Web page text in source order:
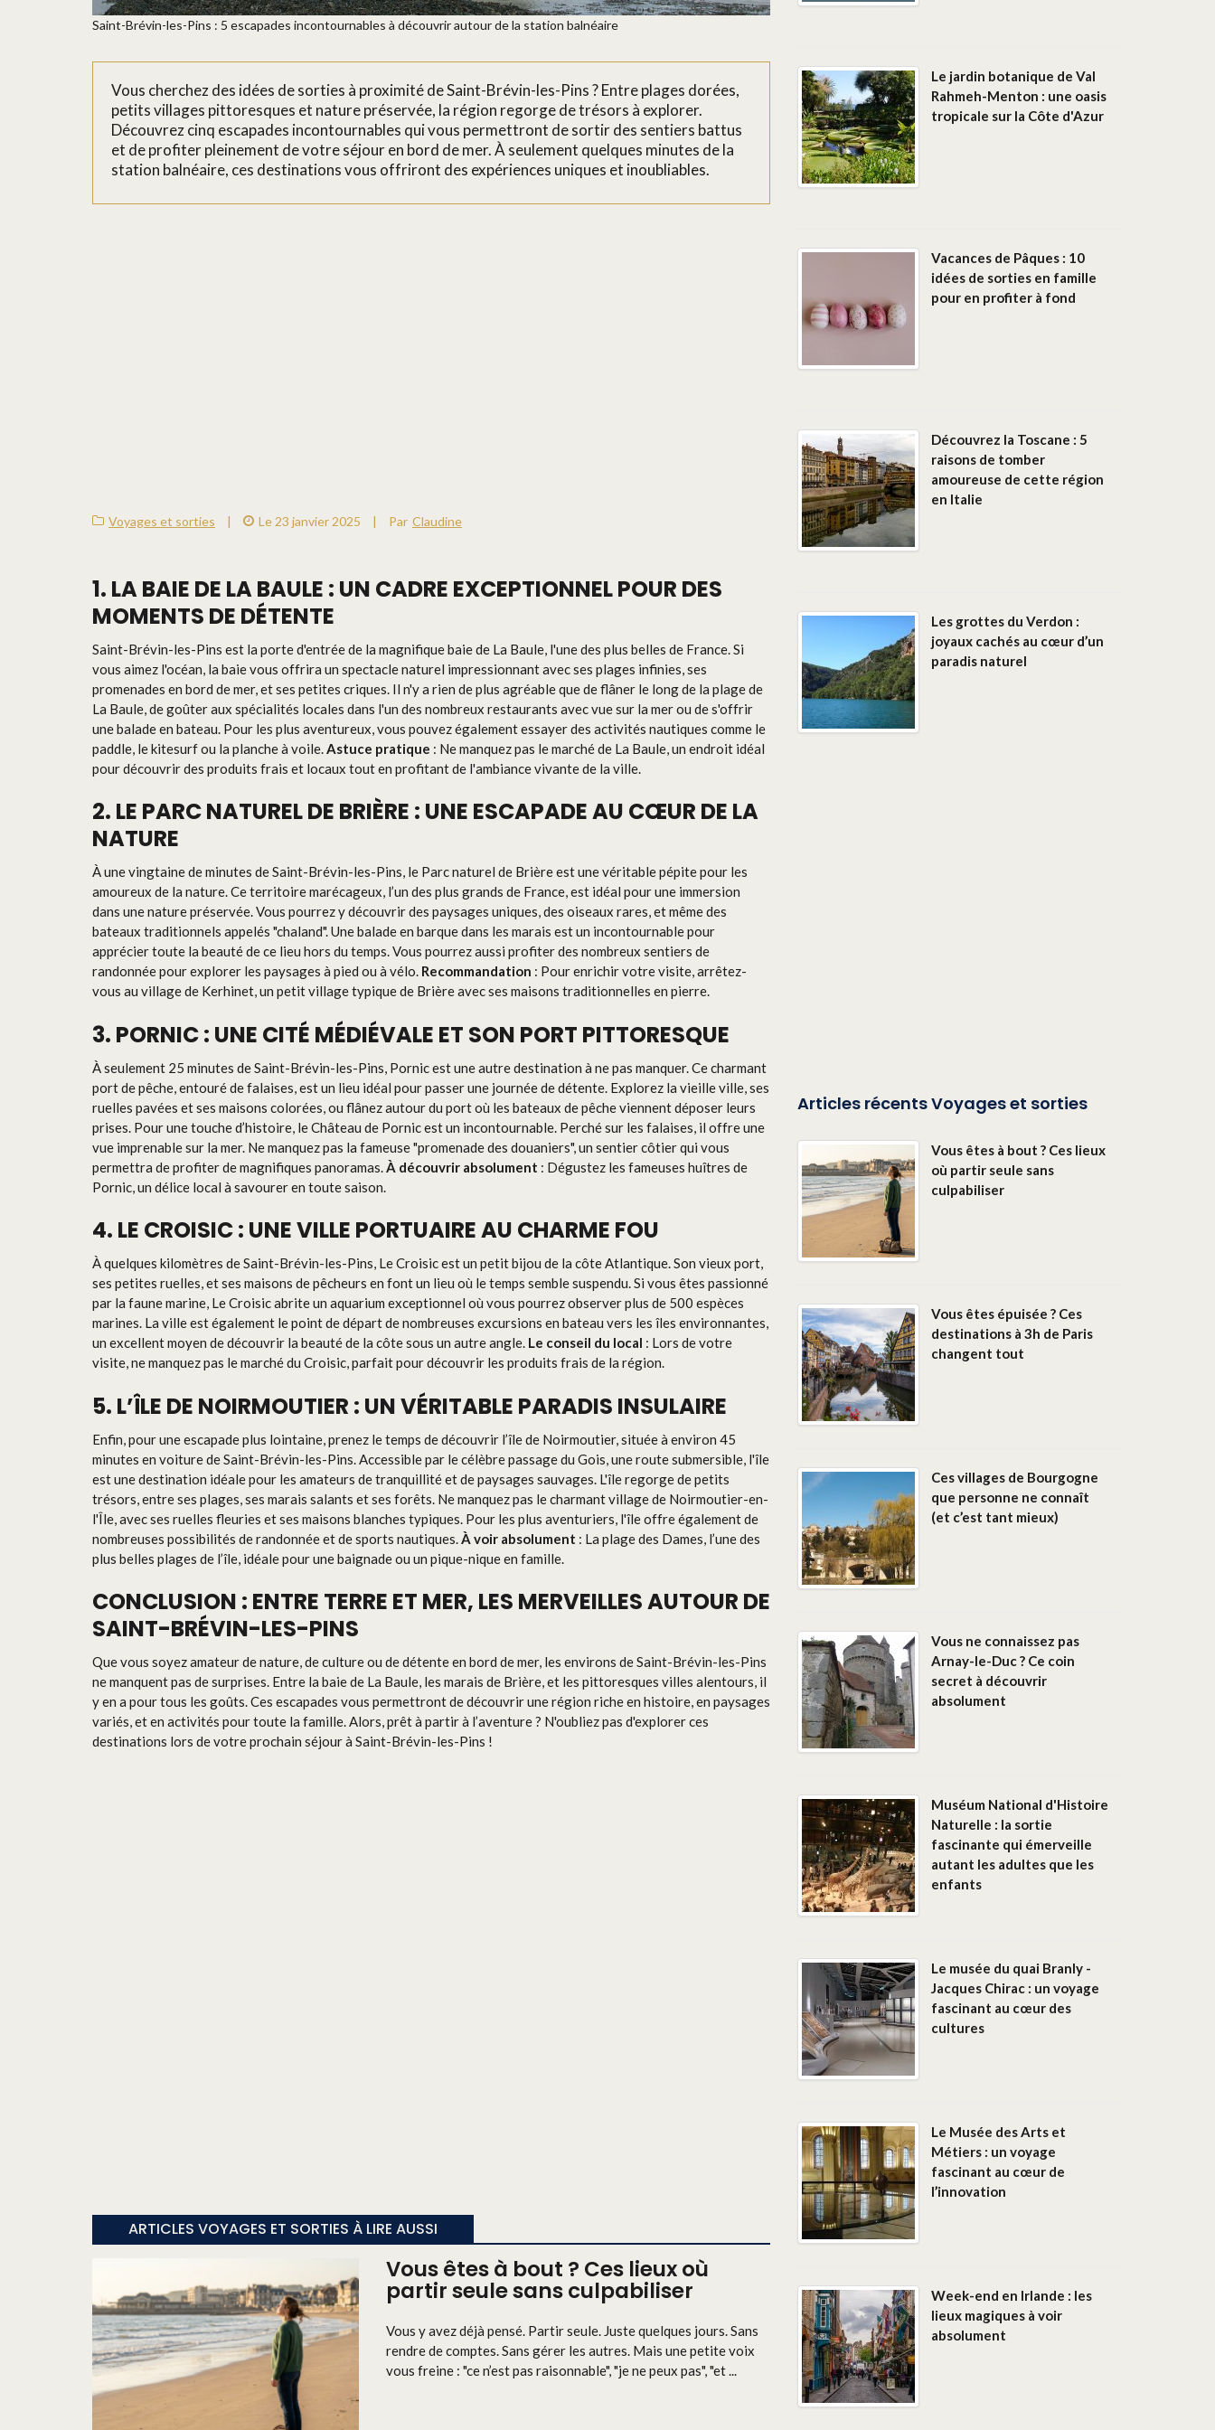
Saint-Brévin-les-Pins : 5 escapades incontournables à découvrir autour de la station balnéaire
Vous cherchez des idées de sorties à proximité de Saint-Brévin-les-Pins ? Entre plages dorées,
petits villages pittoresques et nature préservée, la région regorge de trésors à explorer.
Découvrez cinq escapades incontournables qui vous permettront de sortir des sentiers battus
et de profiter pleinement de votre séjour en bord de mer. À seulement quelques minutes de la
station balnéaire, ces destinations vous offriront des expériences uniques et inoubliables.
Voyages et sorties | Le 23 janvier 2025 | Par Claudine
1. LA BAIE DE LA BAULE : UN CADRE EXCEPTIONNEL POUR DES
MOMENTS DE DÉTENTE
Saint-Brévin-les-Pins est la porte d'entrée de la magnifique baie de La Baule, l'une des plus belles de France. Si
vous aimez l'océan, la baie vous offrira un spectacle naturel impressionnant avec ses plages infinies, ses
promenades en bord de mer, et ses petites criques. Il n'y a rien de plus agréable que de flâner le long de la plage de
La Baule, de goûter aux spécialités locales dans l'un des nombreux restaurants avec vue sur la mer ou de s'offrir
une balade en bateau. Pour les plus aventureux, vous pouvez également essayer des activités nautiques comme le
paddle, le kitesurf ou la planche à voile. Astuce pratique : Ne manquez pas le marché de La Baule, un endroit idéal
pour découvrir des produits frais et locaux tout en profitant de l'ambiance vivante de la ville.
2. LE PARC NATUREL DE BRIÈRE : UNE ESCAPADE AU CŒUR DE LA
NATURE
À une vingtaine de minutes de Saint-Brévin-les-Pins, le Parc naturel de Brière est une véritable pépite pour les
amoureux de la nature. Ce territoire marécageux, l’un des plus grands de France, est idéal pour une immersion
dans une nature préservée. Vous pourrez y découvrir des paysages uniques, des oiseaux rares, et même des
bateaux traditionnels appelés "chaland". Une balade en barque dans les marais est un incontournable pour
apprécier toute la beauté de ce lieu hors du temps. Vous pourrez aussi profiter des nombreux sentiers de
randonnée pour explorer les paysages à pied ou à vélo. Recommandation : Pour enrichir votre visite, arrêtez-
vous au village de Kerhinet, un petit village typique de Brière avec ses maisons traditionnelles en pierre.
3. PORNIC : UNE CITÉ MÉDIÉVALE ET SON PORT PITTORESQUE
À seulement 25 minutes de Saint-Brévin-les-Pins, Pornic est une autre destination à ne pas manquer. Ce charmant
port de pêche, entouré de falaises, est un lieu idéal pour passer une journée de détente. Explorez la vieille ville, ses
ruelles pavées et ses maisons colorées, ou flânez autour du port où les bateaux de pêche viennent déposer leurs
prises. Pour une touche d’histoire, le Château de Pornic est un incontournable. Perché sur les falaises, il offre une
vue imprenable sur la mer. Ne manquez pas la fameuse "promenade des douaniers", un sentier côtier qui vous
permettra de profiter de magnifiques panoramas. À découvrir absolument : Dégustez les fameuses huîtres de
Pornic, un délice local à savourer en toute saison.
4. LE CROISIC : UNE VILLE PORTUAIRE AU CHARME FOU
À quelques kilomètres de Saint-Brévin-les-Pins, Le Croisic est un petit bijou de la côte Atlantique. Son vieux port,
ses petites ruelles, et ses maisons de pêcheurs en font un lieu où le temps semble suspendu. Si vous êtes passionné
par la faune marine, Le Croisic abrite un aquarium exceptionnel où vous pourrez observer plus de 500 espèces
marines. La ville est également le point de départ de nombreuses excursions en bateau vers les îles environnantes,
un excellent moyen de découvrir la beauté de la côte sous un autre angle. Le conseil du local : Lors de votre
visite, ne manquez pas le marché du Croisic, parfait pour découvrir les produits frais de la région.
5. L’ÎLE DE NOIRMOUTIER : UN VÉRITABLE PARADIS INSULAIRE
Enfin, pour une escapade plus lointaine, prenez le temps de découvrir l’île de Noirmoutier, située à environ 45
minutes en voiture de Saint-Brévin-les-Pins. Accessible par le célèbre passage du Gois, une route submersible, l'île
est une destination idéale pour les amateurs de tranquillité et de paysages sauvages. L'île regorge de petits
trésors, entre ses plages, ses marais salants et ses forêts. Ne manquez pas le charmant village de Noirmoutier-en-
l'Île, avec ses ruelles fleuries et ses maisons blanches typiques. Pour les plus aventuriers, l'île offre également de
nombreuses possibilités de randonnée et de sports nautiques. À voir absolument : La plage des Dames, l’une des
plus belles plages de l’île, idéale pour une baignade ou un pique-nique en famille.
CONCLUSION : ENTRE TERRE ET MER, LES MERVEILLES AUTOUR DE
SAINT-BRÉVIN-LES-PINS
Que vous soyez amateur de nature, de culture ou de détente en bord de mer, les environs de Saint-Brévin-les-Pins
ne manquent pas de surprises. Entre la baie de La Baule, les marais de Brière, et les pittoresques villes alentours, il
y en a pour tous les goûts. Ces escapades vous permettront de découvrir une région riche en histoire, en paysages
variés, et en activités pour toute la famille. Alors, prêt à partir à l’aventure ? N'oubliez pas d'explorer ces
destinations lors de votre prochain séjour à Saint-Brévin-les-Pins !
ARTICLES VOYAGES ET SORTIES À LIRE AUSSI
Vous êtes à bout ? Ces lieux où
partir seule sans culpabiliser
Vous y avez déjà pensé. Partir seule. Juste quelques jours. Sans
rendre de comptes. Sans gérer les autres. Mais une petite voix
vous freine : "ce n’est pas raisonnable", "je ne peux pas", "et ...
Le jardin botanique de Val
Rahmeh-Menton : une oasis
tropicale sur la Côte d'Azur
Vacances de Pâques : 10
idées de sorties en famille
pour en profiter à fond
Découvrez la Toscane : 5
raisons de tomber
amoureuse de cette région
en Italie
Les grottes du Verdon :
joyaux cachés au cœur d’un
paradis naturel
Articles récents Voyages et sorties
Vous êtes à bout ? Ces lieux
où partir seule sans
culpabiliser
Vous êtes épuisée ? Ces
destinations à 3h de Paris
changent tout
Ces villages de Bourgogne
que personne ne connaît
(et c’est tant mieux)
Vous ne connaissez pas
Arnay-le-Duc ? Ce coin
secret à découvrir
absolument
Muséum National d'Histoire
Naturelle : la sortie
fascinante qui émerveille
autant les adultes que les
enfants
Le musée du quai Branly -
Jacques Chirac : un voyage
fascinant au cœur des
cultures
Le Musée des Arts et
Métiers : un voyage
fascinant au cœur de
l’innovation
Week-end en Irlande : les
lieux magiques à voir
absolument